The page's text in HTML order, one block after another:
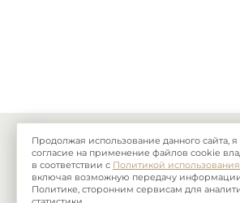
тел.:8 (800) 101 03 16 +7
Продолжая использование данного сайта,
согласие на применение файлов cookie
в соответствии с Политикой
включая возможную передачу
Политике, сторонним сервисам для